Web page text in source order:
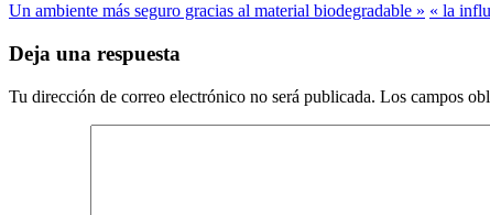
Un ambiente más seguro gracias al material biodegradable » « la
Deja una respuesta
Tu dirección de correo electrónico no será publicada. Los campos